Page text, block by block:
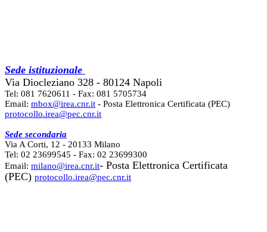
Sede istituzionale
Via Diocleziano 328 - 80124 Napoli
Tel: 081 7620611 - Fax: 081 5705734
Email: mbox@irea.cnr.it - Posta Elettronica Certificata (PEC)
protocollo.irea@pec.cnr.it
Sede secondaria
Via A Corti, 12 - 20133 Milano
Tel: 02 23699545 - Fax: 02 23699300
Email: milano@irea.cnr.it- Posta Elettronica Certificata
(PEC) protocollo.irea@pec.cnr.it